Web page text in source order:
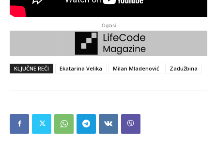
Oglasi
KLJUČNE REČI Ekatarina Velika Milan Mladenović Zadužbina